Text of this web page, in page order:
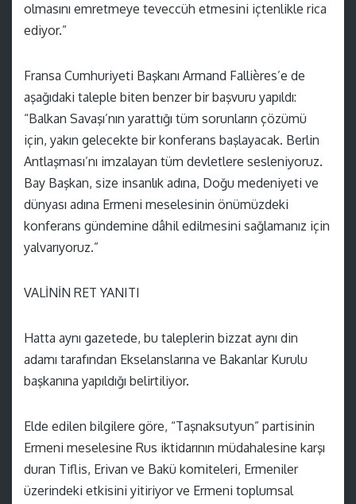
olmasını emretmeye teveccüh etmesini içtenlikle rica
ediyor.”
Fransa Cumhuriyeti Başkanı Armand Fallières’e de
aşağıdaki taleple biten benzer bir başvuru yapıldı:
“Balkan Savaşı’nın yarattığı tüm sorunların çözümü
için, yakın gelecekte bir konferans başlayacak. Berlin
Antlaşması’nı imzalayan tüm devletlere sesleniyoruz.
Bay Başkan, size insanlık adına, Doğu medeniyeti ve
dünyası adına Ermeni meselesinin önümüzdeki
konferans gündemine dâhil edilmesini sağlamanız için
yalvarıyoruz.”
VALİNİN RET YANITI
Hatta aynı gazetede, bu taleplerin bizzat aynı din
adamı tarafından Ekselanslarına ve Bakanlar Kurulu
başkanına yapıldığı belirtiliyor.
Elde edilen bilgilere göre, “Taşnaksutyun” partisinin
Ermeni meselesine Rus iktidarının müdahalesine karşı
duran Tiflis, Erivan ve Bakü komiteleri, Ermeniler
üzerindeki etkisini yitiriyor ve Ermeni toplumsal